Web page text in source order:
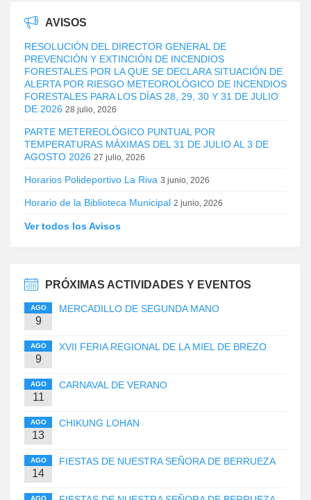
AVISOS
RESOLUCIÓN DEL DIRECTOR GENERAL DE
PREVENCIÓN Y EXTINCIÓN DE INCENDIOS
FORESTALES POR LA QUE SE DECLARA SITUACIÓN DE
ALERTA POR RIESGO METEOROLÓGICO DE INCENDIOS
FORESTALES PARA LOS DÍAS 28, 29, 30 Y 31 DE JULIO
DE 2026 28 julio, 2026
PARTE METEREOLÓGICO PUNTUAL POR
TEMPERATURAS MÁXIMAS DEL 31 DE JULIO AL 3 DE
AGOSTO 2026 27 julio, 2026
Horarios Polideportivo La Riva 3 junio, 2026
Horario de la Biblioteca Municipal 2 junio, 2026
Ver todos los Avisos
PRÓXIMAS ACTIVIDADES Y EVENTOS
AGO
9
MERCADILLO DE SEGUNDA MANO
AGO
9
XVII FERIA REGIONAL DE LA MIEL DE BREZO
AGO
11
CARNAVAL DE VERANO
AGO
13
CHIKUNG LOHAN
AGO
14
FIESTAS DE NUESTRA SEÑORA DE BERRUEZA
AGO